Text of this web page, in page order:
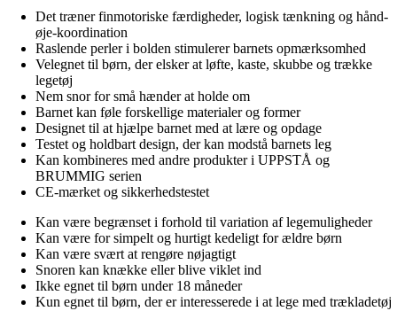
Det træner finmotoriske færdigheder, logisk tænkning og hånd-
øje-koordination
Raslende perler i bolden stimulerer barnets opmærksomhed
Velegnet til børn, der elsker at løfte, kaste, skubbe og trække
legetøj
Nem snor for små hænder at holde om
Barnet kan føle forskellige materialer og former
Designet til at hjælpe barnet med at lære og opdage
Testet og holdbart design, der kan modstå barnets leg
Kan kombineres med andre produkter i UPPSTÅ og
BRUMMIG serien
CE-mærket og sikkerhedstestet
Kan være begrænset i forhold til variation af legemuligheder
Kan være for simpelt og hurtigt kedeligt for ældre børn
Kan være svært at rengøre nøjagtigt
Snoren kan knække eller blive viklet ind
Ikke egnet til børn under 18 måneder
Kun egnet til børn, der er interesserede i at lege med trækladetøj